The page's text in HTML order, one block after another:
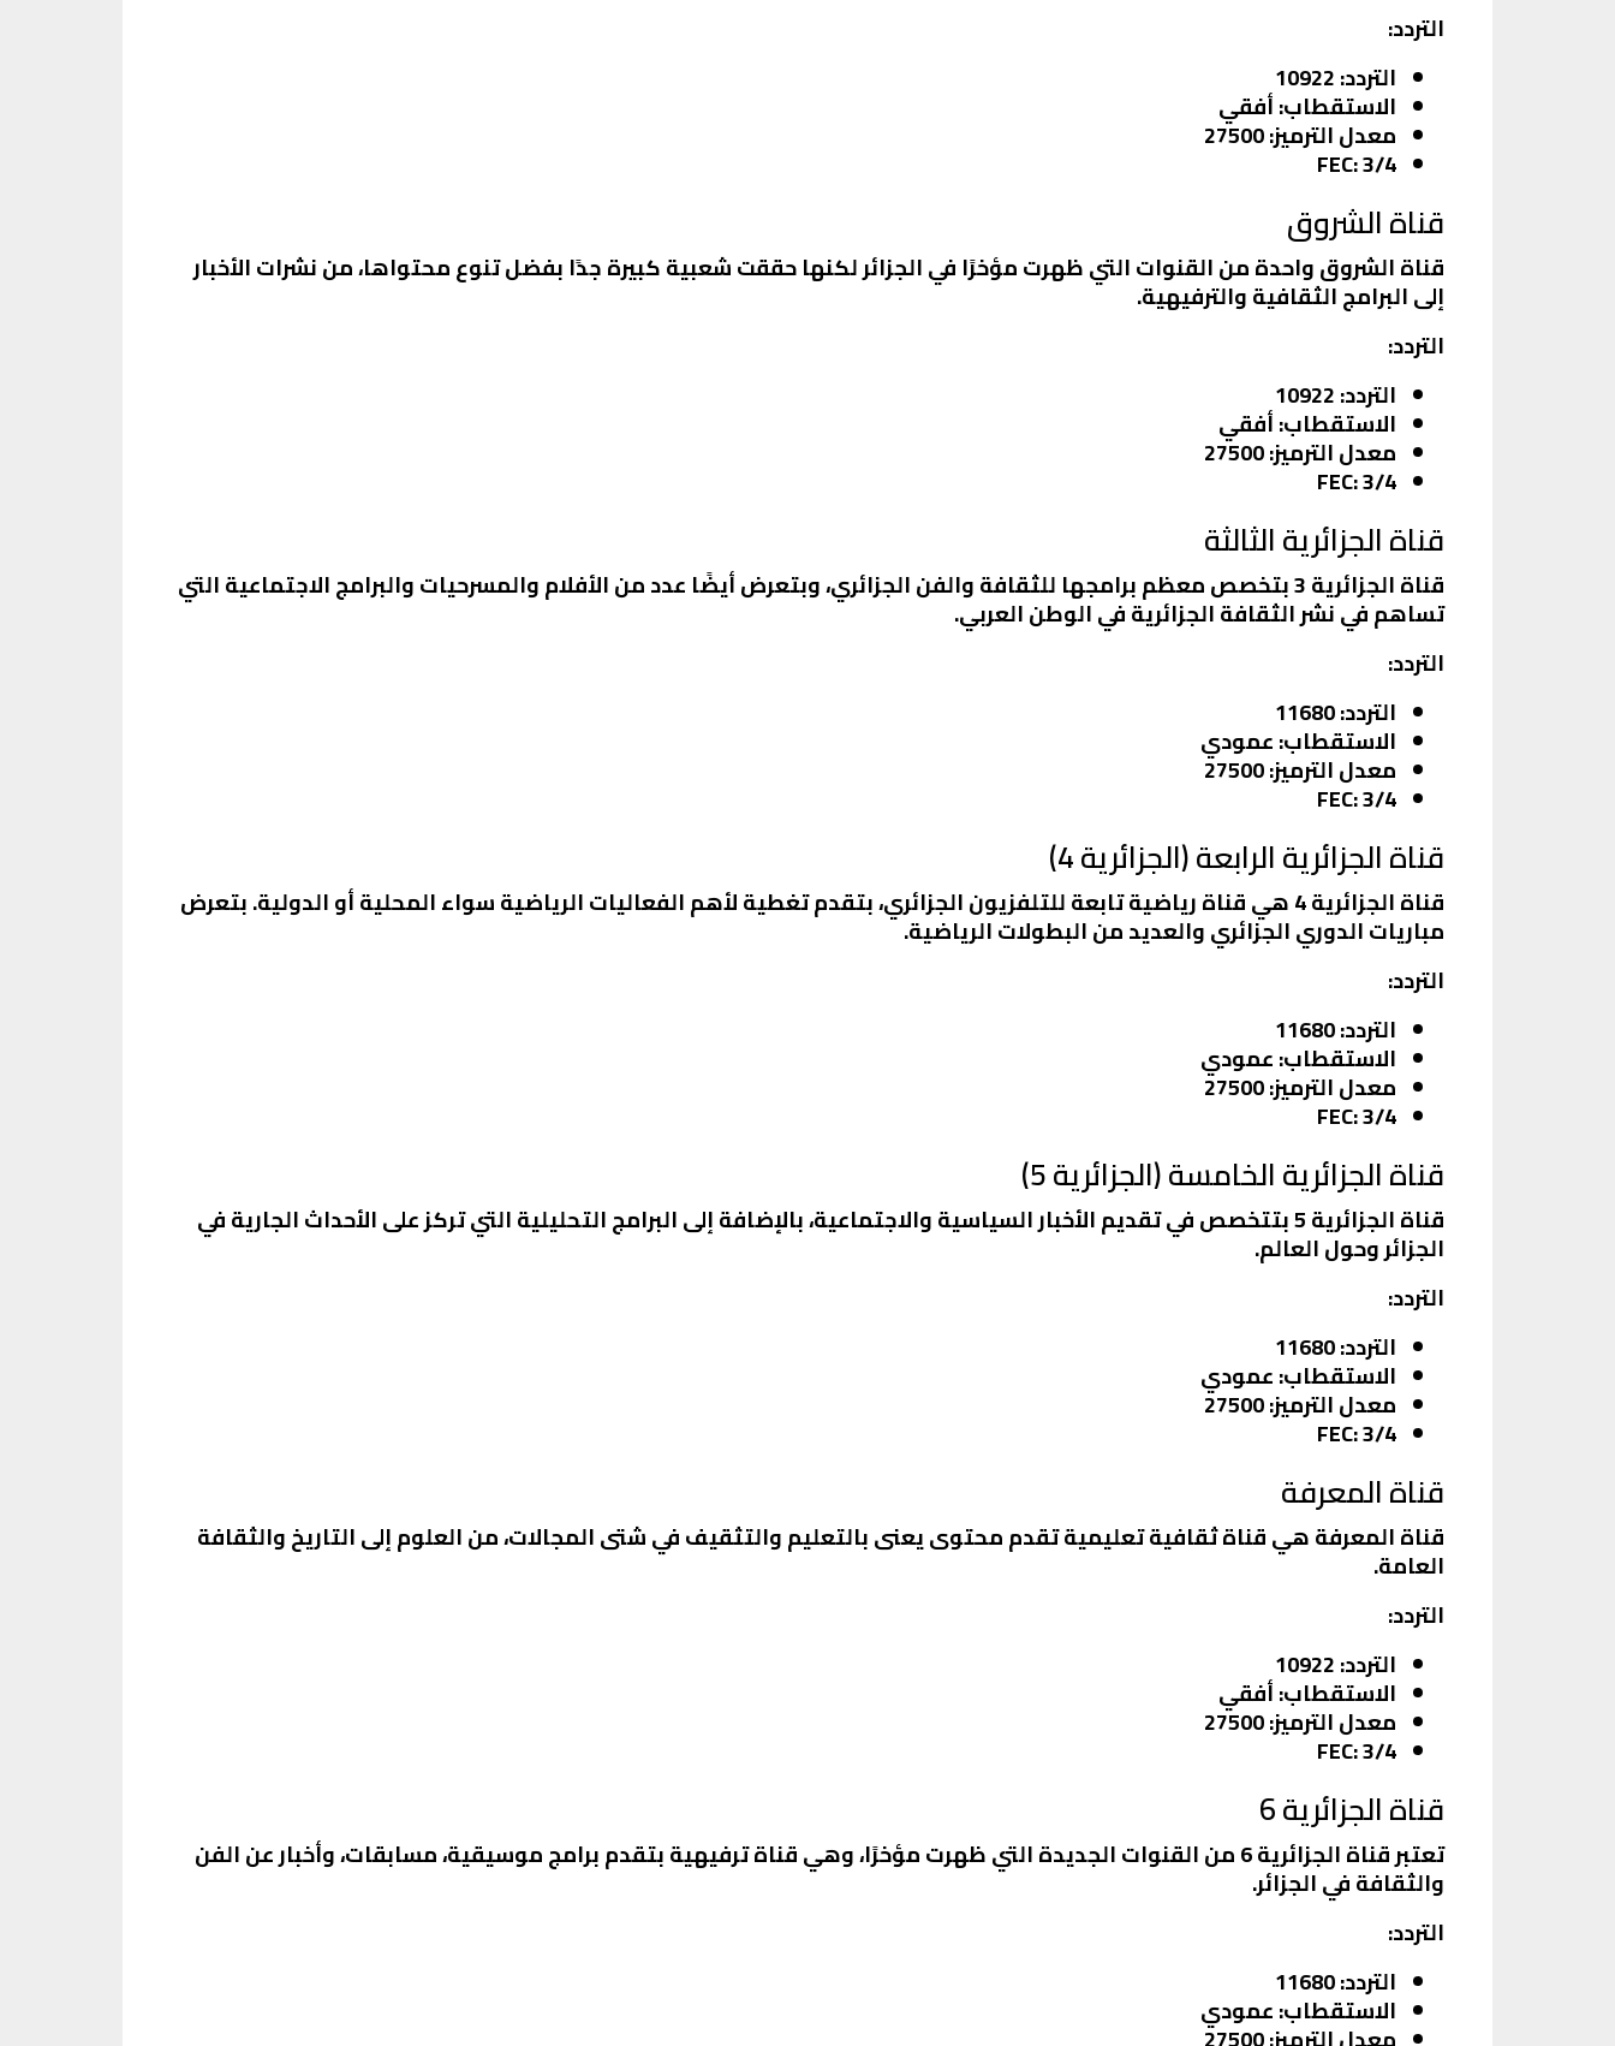
التردد:
التردد: 10922
الاستقطاب: أفقي
معدل الترميز: 27500
FEC: 3/4
قناة الشروق
قناة الشروق واحدة من القنوات التي ظهرت مؤخرًا في الجزائر لكنها حققت شعبية كبيرة جدًا بفضل تنوع محتواها، من نشرات الأخبار
إلى البرامج الثقافية والترفيهية.
التردد:
التردد: 10922
الاستقطاب: أفقي
معدل الترميز: 27500
FEC: 3/4
قناة الجزائرية الثالثة
قناة الجزائرية 3 بتخصص معظم برامجها للثقافة والفن الجزائري، وبتعرض أيضًا عدد من الأفلام والمسرحيات والبرامج الاجتماعية التي
تساهم في نشر الثقافة الجزائرية في الوطن العربي.
التردد:
التردد: 11680
الاستقطاب: عمودي
معدل الترميز: 27500
FEC: 3/4
قناة الجزائرية الرابعة (الجزائرية 4)
قناة الجزائرية 4 هي قناة رياضية تابعة للتلفزيون الجزائري، بتقدم تغطية لأهم الفعاليات الرياضية سواء المحلية أو الدولية. بتعرض
مباريات الدوري الجزائري والعديد من البطولات الرياضية.
التردد:
التردد: 11680
الاستقطاب: عمودي
معدل الترميز: 27500
FEC: 3/4
قناة الجزائرية الخامسة (الجزائرية 5)
قناة الجزائرية 5 بتتخصص في تقديم الأخبار السياسية والاجتماعية، بالإضافة إلى البرامج التحليلية التي تركز على الأحداث الجارية في
الجزائر وحول العالم.
التردد:
التردد: 11680
الاستقطاب: عمودي
معدل الترميز: 27500
FEC: 3/4
قناة المعرفة
قناة المعرفة هي قناة ثقافية تعليمية تقدم محتوى يعنى بالتعليم والتثقيف في شتى المجالات، من العلوم إلى التاريخ والثقافة
العامة.
التردد:
التردد: 10922
الاستقطاب: أفقي
معدل الترميز: 27500
FEC: 3/4
قناة الجزائرية 6
تعتبر قناة الجزائرية 6 من القنوات الجديدة التي ظهرت مؤخرًا، وهي قناة ترفيهية بتقدم برامج موسيقية، مسابقات، وأخبار عن الفن
والثقافة في الجزائر.
التردد:
التردد: 11680
الاستقطاب: عمودي